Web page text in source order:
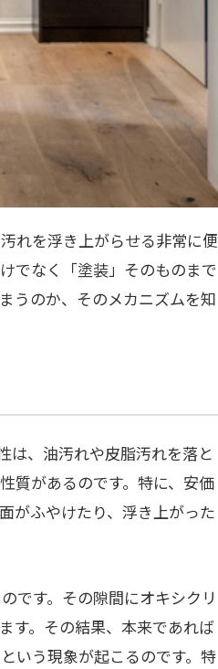
れを浮き上がらせる非常に便
でなく「塗装」そのものまで
うのか、そのメカニズムを知
は、油汚れや皮脂汚れを落と
質があるのです。特に、安価
がふやけたり、浮き上がった
です。その隙間にオキシクリ
す。その結果、本来であれば
いう現象が起こるのです。特